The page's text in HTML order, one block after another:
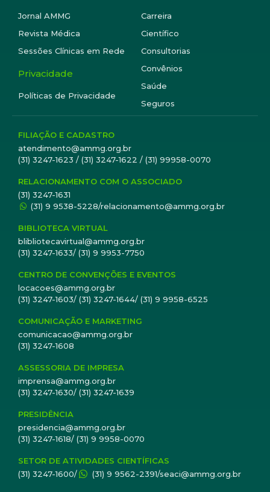
Jornal AMMG
Revista Médica
Sessões Clínicas em Rede
Privacidade
Políticas de Privacidade
Carreira
Científico
Consultorias
Convênios
Saúde
Seguros
FILIAÇÃO E CADASTRO
atendimento@ammg.org.br
(31) 3247-1623 / (31) 3247-1622 / (31) 99958-0070
RELACIONAMENTO COM O ASSOCIADO
(31) 3247-1631
(31) 9 9538-5228/relacionamento@ammg.org.br
BIBLIOTECA VIRTUAL
blibliotecavirtual@ammg.org.br
(31) 3247-1633/ (31) 9 9953-7750
CENTRO DE CONVENÇÕES E EVENTOS
locacoes@ammg.org.br
(31) 3247-1603/ (31) 3247-1644/ (31) 9 9958-6525
COMUNICAÇÃO E MARKETING
comunicacao@ammg.org.br
(31) 3247-1608
ASSESSORIA DE IMPRESA
imprensa@ammg.org.br
(31) 3247-1630/ (31) 3247-1639
PRESIDÊNCIA
presidencia@ammg.org.br
(31) 3247-1618/ (31) 9 9958-0070
SETOR DE ATIVIDADES CIENTÍFICAS
(31) 3247-1600/
(31) 9 9562-2391/seaci@ammg.org.br